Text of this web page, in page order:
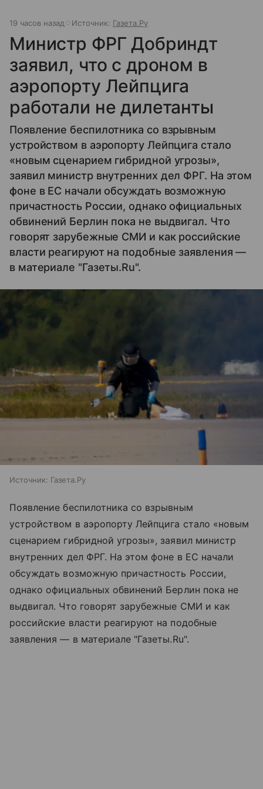
19 часов назад Источник: Газета.Ру
Министр ФРГ Добриндт
заявил, что с дроном в
аэропорту Лейпцига
работали не дилетанты
Появление беспилотника со взрывным
устройством в аэропорту Лейпцига стало
«новым сценарием гибридной угрозы»,
заявил министр внутренних дел ФРГ. На этом
фоне в ЕС начали обсуждать возможную
причастность России, однако официальных
обвинений Берлин пока не выдвигал. Что
говорят зарубежные СМИ и как российские
власти реагируют на подобные заявления —
в материале "Газеты.Ru".
Источник: Газета.Ру
Появление беспилотника со взрывным
устройством в аэропорту Лейпцига стало «новым
сценарием гибридной угрозы», заявил министр
внутренних дел ФРГ. На этом фоне в ЕС начали
обсуждать возможную причастность России,
однако официальных обвинений Берлин пока не
выдвигал. Что говорят зарубежные СМИ и как
российские власти реагируют на подобные
заявления — в материале "Газеты.Ru".